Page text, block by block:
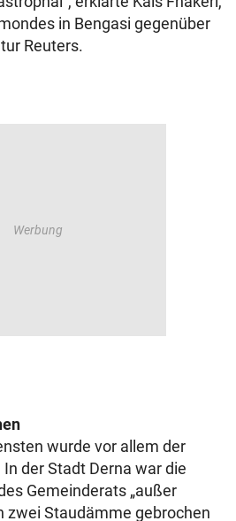
in Bengasi gegenüber
Reuters.
wurde vor allem der
der Stadt Derna war die
Gemeinderats „außer
zwei Staudämme gebrochen